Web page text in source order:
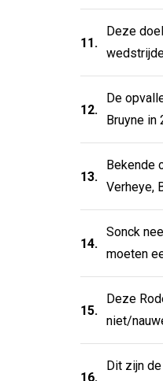
11.
Deze
12.
De
Bruyne in
13.
Bekende
Verheye,
14.
Sonck
moeten
15.
Deze
niet/
16.
Dit zijn